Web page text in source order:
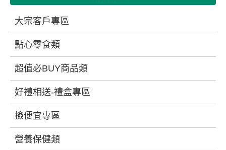
大宗客戶專區
點心零食類
超值必BUY商品類
好禮相送-禮盒專區
撿便宜專區
營養保健類